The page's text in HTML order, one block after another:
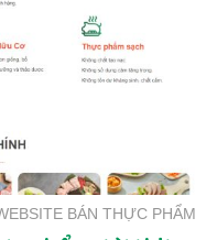
BÁN THỰC PHẨM